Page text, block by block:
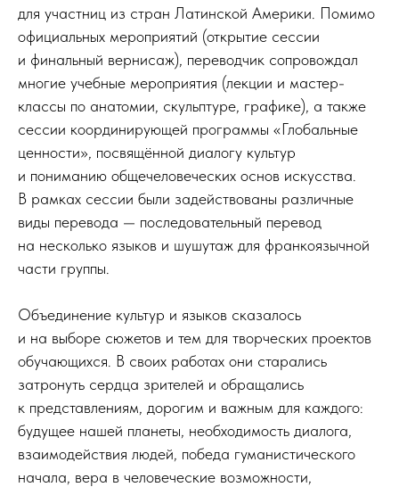
для участниц из стран Латинской Америки. Помимо
официальных мероприятий (открытие сессии
и финальный вернисаж), переводчик сопровождал
многие учебные мероприятия (лекции и мастер-
классы по анатомии, скульптуре, графике), а также
сессии координирующей программы «Глобальные
ценности», посвящённой диалогу культур
и пониманию общечеловеческих основ искусства.
В рамках сессии были задействованы различные
виды перевода — последовательный перевод
на несколько языков и шушутаж для франкоязычной
части группы.
Объединение культур и языков сказалось
и на выборе сюжетов и тем для творческих проектов
обучающихся. В своих работах они старались
затронуть сердца зрителей и обращались
к представлениям, дорогим и важным для каждого:
будущее нашей планеты, необходимость диалога,
взаимодействия людей, победа гуманистического
начала, вера в человеческие возможности,